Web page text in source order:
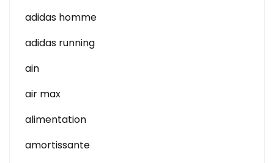
adidas homme
adidas running
ain
air max
alimentation
amortissante